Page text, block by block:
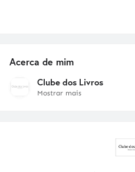
Acerca de mim
Clube dos Livros
Mostrar mais